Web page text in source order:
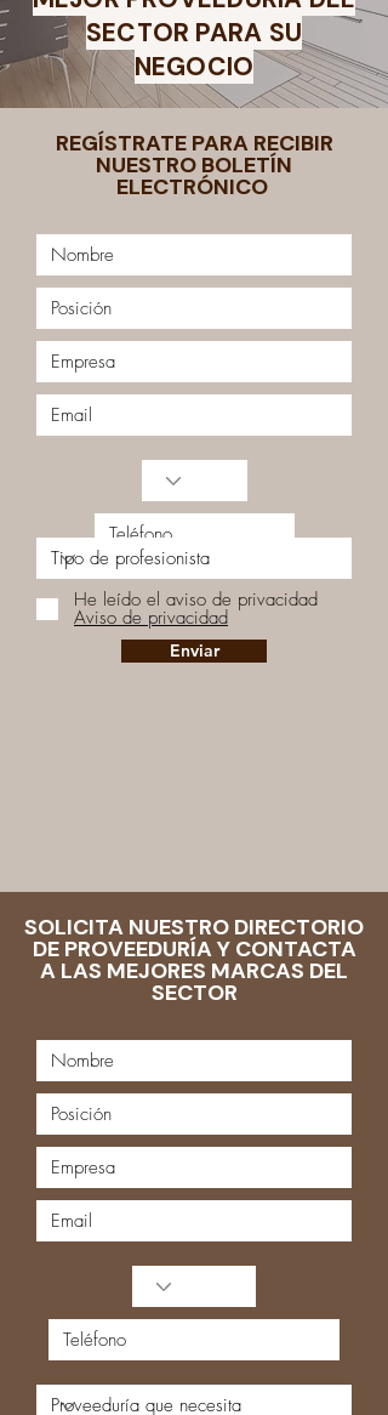
SECTOR PARA SU
NEGOCIO
REGÍSTRATE PARA RECIBIR
NUESTRO BOLETÍN
ELECTRÓNICO
He leído el aviso de privacidad
Aviso de privacidad
Enviar
SOLICITA NUESTRO DIRECTORIO
DE PROVEEDURÍA Y CONTACTA
A LAS MEJORES MARCAS DEL
SECTOR